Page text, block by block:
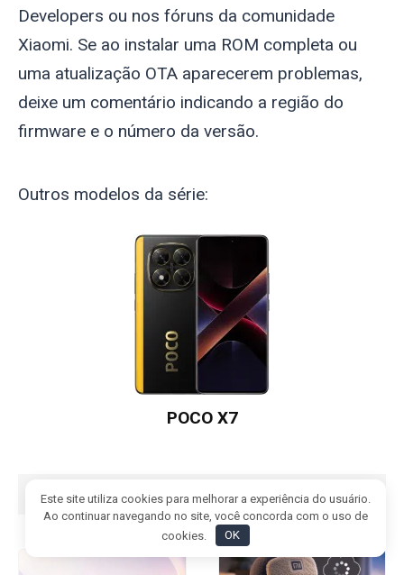
Developers ou nos fóruns da comunidade
Xiaomi. Se ao instalar uma ROM completa ou
uma atualização OTA aparecerem problemas,
deixe um comentário indicando a região do
firmware e o número da versão.
Outros modelos da série:
POCO X7
Este site utiliza cookies para melhorar a experiência do usuário.
Ao continuar navegando no site, você concorda com o uso de
cookies.
OK